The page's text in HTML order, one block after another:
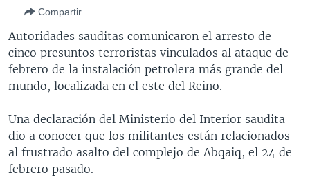
Salte
navegador
principal
Salte
HAITÍ
VOTO DIVIDIDO
VOA VERIFICA UCRANIA/RUSIA
VOA VERIFICA INMIGRACIÓN
VOA VERIFICA AMÉRICA LATINA
AMÉRICA LATINA
ARGENTINA
BOLIVIA
COLOMBIA
CHILE
PERÚ
ECUADOR
CHINA EN AMÉRICA LATINA
CENTROAMÉRICA
COSTA RICA
EL SALVADOR
GUATEMALA
HONDURAS
OTRAS SECCIONES
INMIGRACIÓN
LIBERTAD DE PRENSA
MUNDO
ESPECIALES DE LA VOA
LIBERTAD DE PRENSA
UCRANIA
Compartir
Autoridades sauditas comunicaron el arresto de
cinco presuntos terroristas vinculados al ataque de
febrero de la instalación petrolera más grande del
mundo, localizada en el este del Reino.
Una declaración del Ministerio del Interior saudita
dio a conocer que los militantes están relacionados
al frustrado asalto del complejo de Abqaiq, el 24 de
febrero pasado.